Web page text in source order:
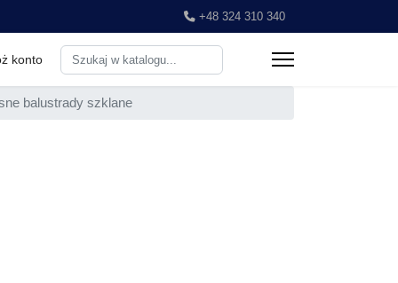
+48 324 310 340
konto
Search
...
balustrady szklane